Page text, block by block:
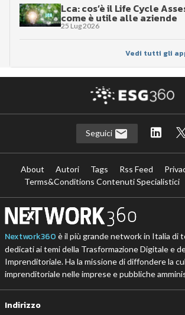
Lca: cos’è il Life Cycle
come è utile alle aziende
25 Lug 2026
Vedi tutti gli
Seguici
About Autori Tags Rss Feed
Terms&Conditions Contenuti Specialistici
Nextwork360 è il più grande network in Italia di
dedicati ai temi della Trasformazione Digitale e
Imprenditoriale. Ha la missione di diffondere la
imprenditoriale nelle imprese e pubbliche
Indirizzo